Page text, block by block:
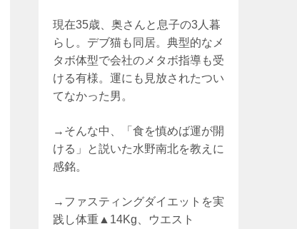
現在35歳、奥さんと息子の3人暮
らし。デブ猫も同居。典型的なメ
タボ体型で会社のメタボ指導も受
ける有様。運にも見放されたつい
てなかった男。
→そんな中、「食を慎めば運が開
ける」と説いた水野南北を教えに
感銘。
→ファスティングダイエットを実
践し体重▲14Kg、ウエスト